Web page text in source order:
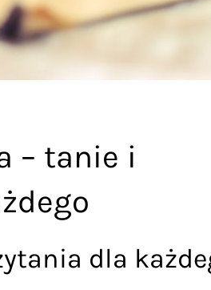
– tanie i
dla